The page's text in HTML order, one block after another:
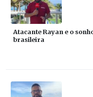
Atacante Rayan e o
brasileira